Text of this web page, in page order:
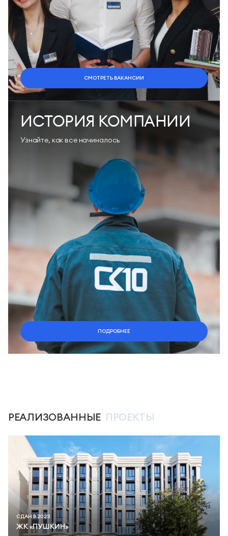
СМОТРЕТЬ ВАКАНСИИ
ИСТОРИЯ КОМПАНИИ
Узнайте, как все начиналось
ПОДРОБНЕЕ
РЕАЛИЗОВАННЫЕ ПРОЕКТЫ
ЖК «ПУШКИН»
СДАН В 2023